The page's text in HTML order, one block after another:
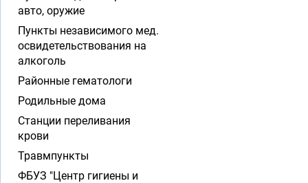
авто, оружие
Пункты независимого мед.
освидетельствования на
алкоголь
Районные гематологи
Родильные дома
Станции переливания
крови
Травмпункты
ФБУЗ "Центр гигиены и